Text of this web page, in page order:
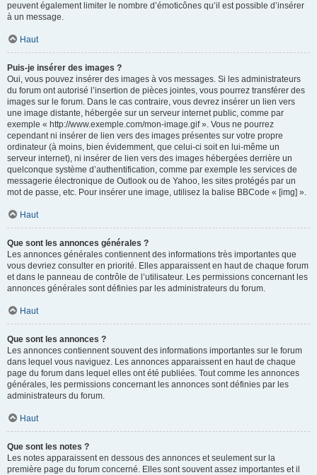
peuvent également limiter le nombre d’émoticônes qu’il est possible d’insérer
à un message.
Haut
Puis-je insérer des images ?
Oui, vous pouvez insérer des images à vos messages. Si les administrateurs
du forum ont autorisé l’insertion de pièces jointes, vous pourrez transférer des
images sur le forum. Dans le cas contraire, vous devrez insérer un lien vers
une image distante, hébergée sur un serveur internet public, comme par
exemple « http://www.exemple.com/mon-image.gif ». Vous ne pourrez
cependant ni insérer de lien vers des images présentes sur votre propre
ordinateur (à moins, bien évidemment, que celui-ci soit en lui-même un
serveur internet), ni insérer de lien vers des images hébergées derrière un
quelconque système d’authentification, comme par exemple les services de
messagerie électronique de Outlook ou de Yahoo, les sites protégés par un
mot de passe, etc. Pour insérer une image, utilisez la balise BBCode « [img] ».
Haut
Que sont les annonces générales ?
Les annonces générales contiennent des informations très importantes que
vous devriez consulter en priorité. Elles apparaissent en haut de chaque forum
et dans le panneau de contrôle de l’utilisateur. Les permissions concernant les
annonces générales sont définies par les administrateurs du forum.
Haut
Que sont les annonces ?
Les annonces contiennent souvent des informations importantes sur le forum
dans lequel vous naviguez. Les annonces apparaissent en haut de chaque
page du forum dans lequel elles ont été publiées. Tout comme les annonces
générales, les permissions concernant les annonces sont définies par les
administrateurs du forum.
Haut
Que sont les notes ?
Les notes apparaissent en dessous des annonces et seulement sur la
première page du forum concerné. Elles sont souvent assez importantes et il